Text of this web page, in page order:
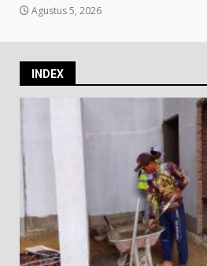
Agustus 5, 2026
INDEX